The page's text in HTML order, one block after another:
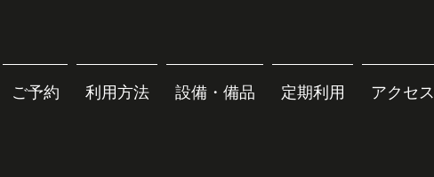
ご予約 利用方法 設備・備品 定期利用 アクセス